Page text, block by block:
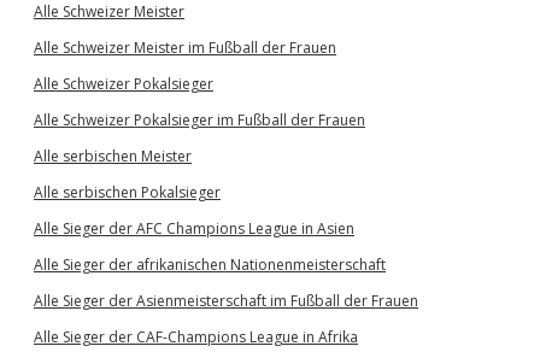
Alle Schweizer Meister
Alle Schweizer Meister im Fußball der Frauen
Alle Schweizer Pokalsieger
Alle Schweizer Pokalsieger im Fußball der Frauen
Alle serbischen Meister
Alle serbischen Pokalsieger
Alle Sieger der AFC Champions League in Asien
Alle Sieger der afrikanischen Nationenmeisterschaft
Alle Sieger der Asienmeisterschaft im Fußball der Frauen
Alle Sieger der CAF-Champions League in Afrika